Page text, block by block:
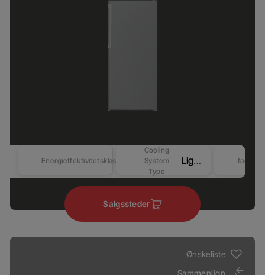
Energieffektivitetsklasse
Cooling
System
Type
LightFrost farver
Salgssteder
Ønskeliste
Sammenlign